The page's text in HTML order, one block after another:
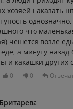
хозяей наказать
что
чешется возле
а минуту назад
и какашки других
0 0